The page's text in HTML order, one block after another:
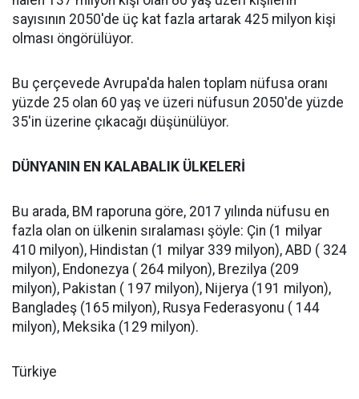
sayısının 2050'de üç kat fazla artarak 425 milyon kişi
olması öngörülüyor.
Bu çerçevede Avrupa'da halen toplam nüfusa oranı
yüzde 25 olan 60 yaş ve üzeri nüfusun 2050'de yüzde
35'in üzerine çıkacağı düşünülüyor.
DÜNYANIN EN KALABALIK ÜLKELERİ
Bu arada, BM raporuna göre, 2017 yılında nüfusu en
fazla olan on ülkenin sıralaması şöyle: Çin (1 milyar
410 milyon), Hindistan (1 milyar 339 milyon), ABD ( 324
milyon), Endonezya ( 264 milyon), Brezilya (209
milyon), Pakistan ( 197 milyon), Nijerya (191 milyon),
Bangladeş (165 milyon), Rusya Federasyonu ( 144
milyon), Meksika (129 milyon).
Türkiye